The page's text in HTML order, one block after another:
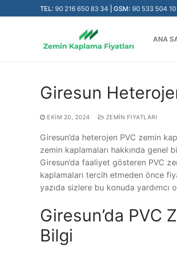
atla
TEL: 90 216 650 83 34 | GSM: 90 533 504
ANA
Giresun
EKIM 20, 2024 ZEMIN FIYATLARI
Giresun’da heterojen PVC zemin
zemin kaplamaları hakkında genel
Giresun’da faaliyet gösteren PVC
kaplamaları tercih etmeden önce
yazıda sizlere bu konuda yardımcı
Giresun’da PVC
Bilgi